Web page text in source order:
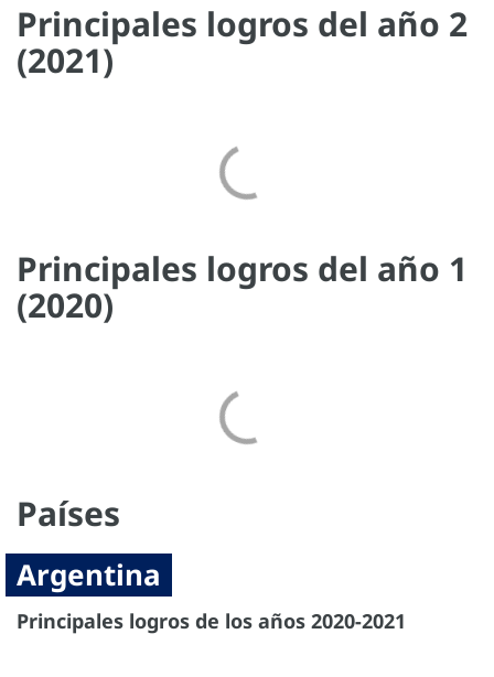
Principales logros del año 2
(2021)
Principales logros del año 1
(2020)
Países
Argentina
Principales logros de los años 2020-2021